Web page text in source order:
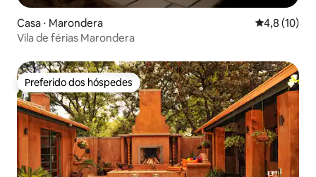
Casa ⋅ Marondera 4,8 de uma
4,8 (10)
Vila de férias Marondera
Preferido dos hóspedes
Preferido dos hóspedes